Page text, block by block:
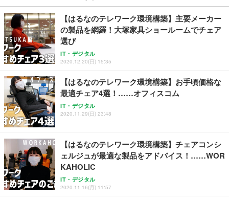
￥27,999
Sezlife オフィスチェア デスクチェア 疲れない テレ
ワーク チェア 強化バックレスト 30度ロッキング機
能 人間工学 椅子 腰サポート 90度跳ね上げ式アーム
レスト 3Dヘッドレスト ハンガー付き 高反発クッシ
務用 おしゃれ パソコンチェア (ブラック)
Sezlife オフィスチェア デスクチェア 疲れない テレ
ワーク チェア 強化バックレスト 30度ロッキング機
能 人間工学 椅子 腰サポート 90度跳ね上げ式アーム
務用 おしゃれ パソコンチェア (ホワイト)
ANDWINT オフィスチェア デスクチェア 肘なし メ
ッシュ 通気性 ランバーサポート付き 腰サポート ガ
ス圧無段階昇降 360度回転 キャスター付き コンパク
ト 幅52×奥行58.5×高さ84～96cm テレワーク 在宅
￥4,139
￥109,572
【純正品】27"ゲーミングモニター DualSense 充電
フック付き（CFI-ZDM1J）
￥49,979
【整備済み品】Dell E2724HS 27インチ 液晶モニタ
ー フルHD（1920×1080）VA 非光沢 HDMI/DisplayP
ort/VGA スピーカー内蔵 高さ調整 スイベル VESA対
【MiniLED/24.5inch/280Hz/FHD】GRAPHT THE S
HOOTER Gaming Monitor 24” Essential ゲーミン
グモニター QD 24.5インチ 1ms FHD 量子ドット 残
像低減 (3年保証 | 輝点保証 | 日本メーカー)
￥34,980
￥3,234
ネオ・ルーライフ ネオ・オムツ L 中型犬用 26枚入
り 単品
￥1,800
Smart Basic(スマートベーシック) 【Amazon.co.jp
限定】 Smart Basic アイリスオーヤマ ペットシーツ
超厚型 お徳用 ワイド 100枚入 (x 1) (ケース販売)
アイリスオーヤマ ペットシーツ 超厚型 お徳用 レギ
ュラー 200枚入【Amazon.co.jp限定】
￥3,731
【はるなのテレワーク環境構築】主要メーカー
の製品を網羅！大塚家具ショールームでチェア
選び
IT・デジタル
2020.12.20(日) 15:35
【はるなのテレワーク環境構築】お手頃価格な
最適チェア4選！……オフィスコム
IT・デジタル
2020.11.29(日) 23:48
【はるなのテレワーク環境構築】チェアコンシ
ェルジュが最適な製品をアドバイス！……WOR
KAHOLIC
IT・デジタル
2020.11.16(月) 11:57